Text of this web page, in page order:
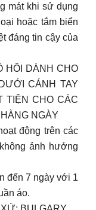
mát khi sử dụng
hoặc tắm biển
đáng tin cậy của
HÔI DÀNH CHO
CÁNH TAY
TIỆN CHO CÁC
NGÀY
động trên các
ảnh hưởng
đến 7 ngày với 1
áo.